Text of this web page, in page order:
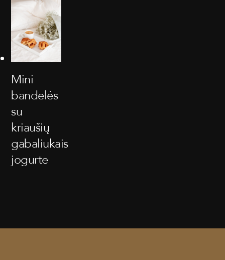
Mini
bandelės
su
kriaušių
gabaliukais
jogurte